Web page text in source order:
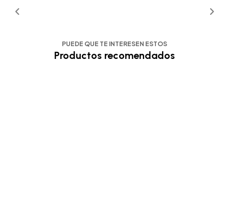
PUEDE QUE TE INTERESEN ESTOS
Productos recomendados